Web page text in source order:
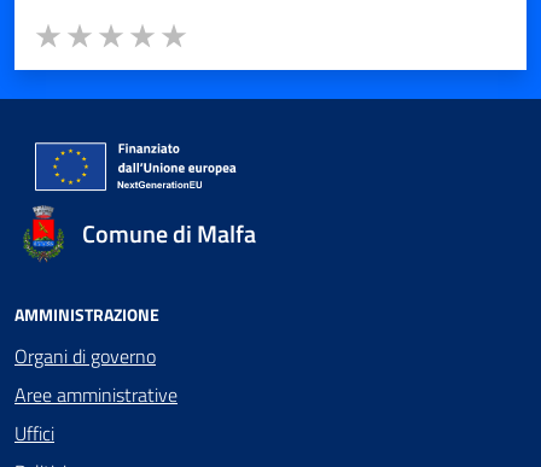
Valuta da 1 a 5 stelle la pagina
Valuta 5 stelle su 5
Valuta 4 stelle su 5
Valuta 3 stelle su 5
Valuta 2 stelle su 5
Valuta 1 stelle su 5
Comune di Malfa
AMMINISTRAZIONE
Organi di governo
Aree amministrative
Uffici